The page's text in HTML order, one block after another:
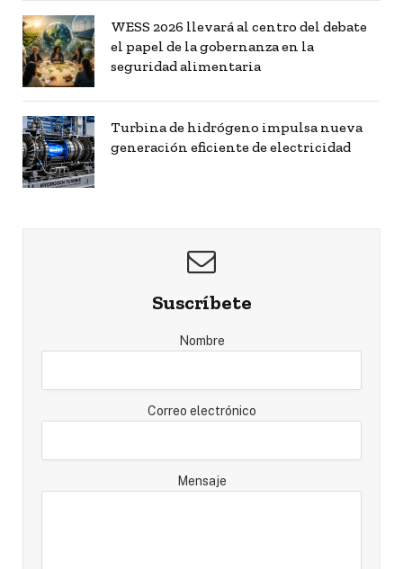
WESS 2026 llevará al centro del debate
el papel de la gobernanza en la
seguridad alimentaria
Turbina de hidrógeno impulsa nueva
generación eficiente de electricidad
Suscríbete
Nombre
Correo electrónico
Mensaje